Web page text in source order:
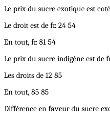
Le prix du sucre exotique est
Le droit est de fr. 24 54
En tout, fr. 81 54
Le prix du sucre indigène est de
Les droits de 12 85
En tout, 85 85
Différence en faveur du sucre